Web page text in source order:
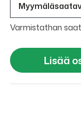
Varmistathan
Lisää